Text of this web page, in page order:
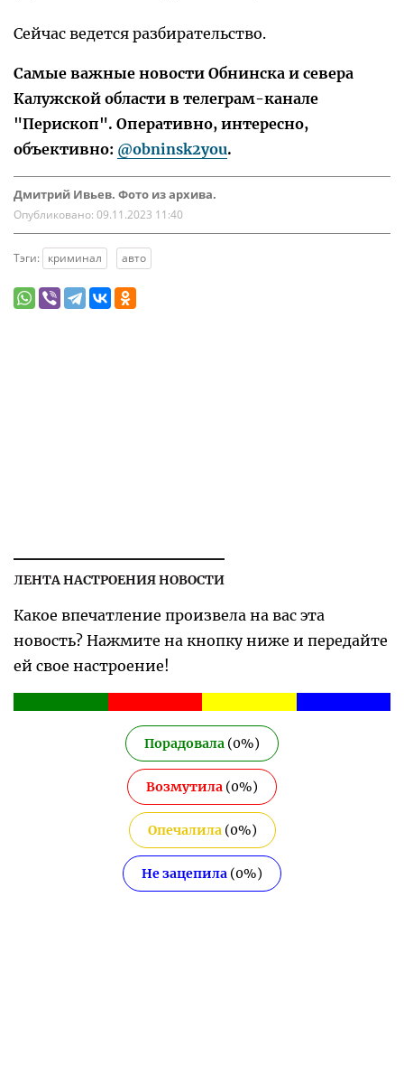
Сейчас ведется разбирательство.
Самые важные новости Обнинска и севера
Калужской области в телеграм-канале
"Перископ". Оперативно, интересно,
объективно: @obninsk2you.
Дмитрий Ивьев. Фото из архива.
Опубликовано: 09.11.2023 11:40
Тэги: криминал авто
ЛЕНТА НАСТРОЕНИЯ НОВОСТИ
Какое впечатление произвела на вас эта
новость? Нажмите на кнопку ниже и передайте
ей свое настроение!
Порадовала (0%)
Возмутила (0%)
Опечалила(0%)
Не зацепила (0%)